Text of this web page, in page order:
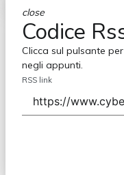
close
Codice
Clicca sul pulsante
negli appunti.
RSS link